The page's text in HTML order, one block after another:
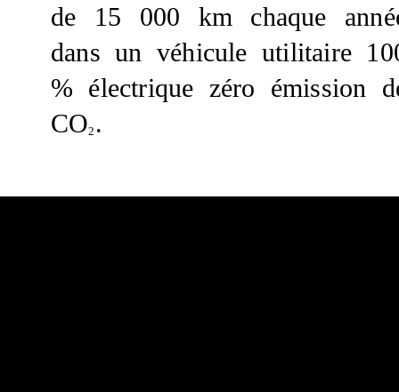
de 15 000 km chaque
dans un véhicule utilitaire
% électrique zéro émission
CO2 .